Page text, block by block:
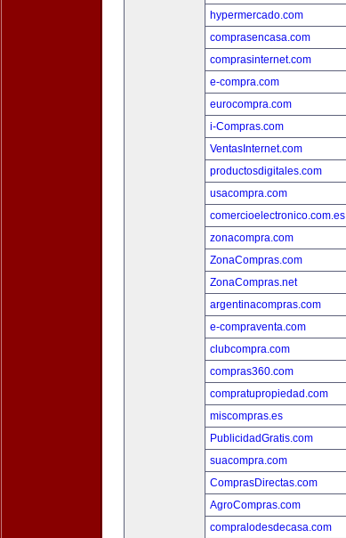
hypermercado.com
comprasencasa.com
comprasinternet.com
e-compra.com
eurocompra.com
i-Compras.com
VentasInternet.com
productosdigitales.com
usacompra.com
comercioelectronico.com.es
zonacompra.com
ZonaCompras.com
ZonaCompras.net
argentinacompras.com
e-compraventa.com
clubcompra.com
compras360.com
compratupropiedad.com
miscompras.es
PublicidadGratis.com
suacompra.com
ComprasDirectas.com
AgroCompras.com
compralodesdecasa.com